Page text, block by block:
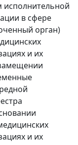
исполнительной
в сфере
орган)
и их
и их